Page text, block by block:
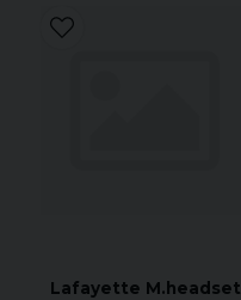
Lafayette M.headset